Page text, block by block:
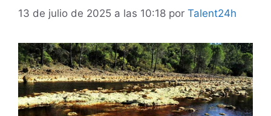
13 de julio de 2025 a las 10:18 por Talent24h